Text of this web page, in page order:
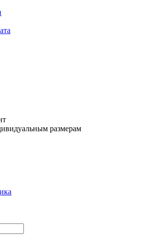
размерам